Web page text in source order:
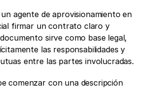
agente de aprovisionamiento en
firmar un contrato claro y
sirve como base legal,
las responsabilidades y
entre las partes involucradas.
comenzar con una descripción